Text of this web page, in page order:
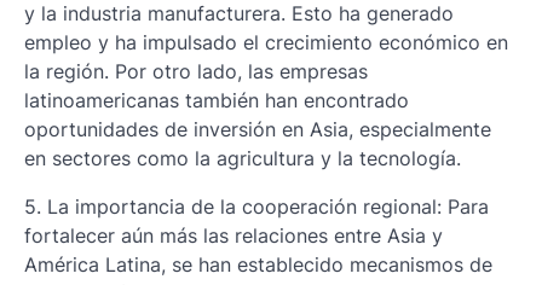
y la industria manufacturera. Esto ha generado
empleo y ha impulsado el crecimiento económico en
la región. Por otro lado, las empresas
latinoamericanas también han encontrado
oportunidades de inversión en Asia, especialmente
en sectores como la agricultura y la tecnología.
5. La importancia de la cooperación regional: Para
fortalecer aún más las relaciones entre Asia y
América Latina, se han establecido mecanismos de